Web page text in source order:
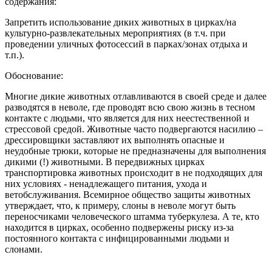
Запретить использование диких животных в цирках/на
культурно-развлекательных мероприятиях (в т.ч. при
проведении уличных фотосессий в парках/зонах отдыха и
т.п.).
Обоснование:
Многие дикие животных отлавливаются в своей среде и далее
разводятся в неволе, где проводят всю свою жизнь в тесном
контакте с людьми, что является для них неестественной и
стрессовой средой. Животные часто подвергаются насилию –
дрессировщики заставляют их выполнять опасные и
неудобные трюки, которые не предназначены для выполнения
дикими (!) животными. В передвижных цирках
транспортировка животных происходит в не подходящих для
них условиях - ненадлежащего питания, ухода и
ветобслуживания. Всемирное общество защиты животных
утверждает, что, к примеру, слоны в неволе могут быть
переносчиками человеческого штамма туберкулеза. А те, кто
находится в цирках, особенно подвержены риску из-за
постоянного контакта с инфицированными людьми и
слонами.